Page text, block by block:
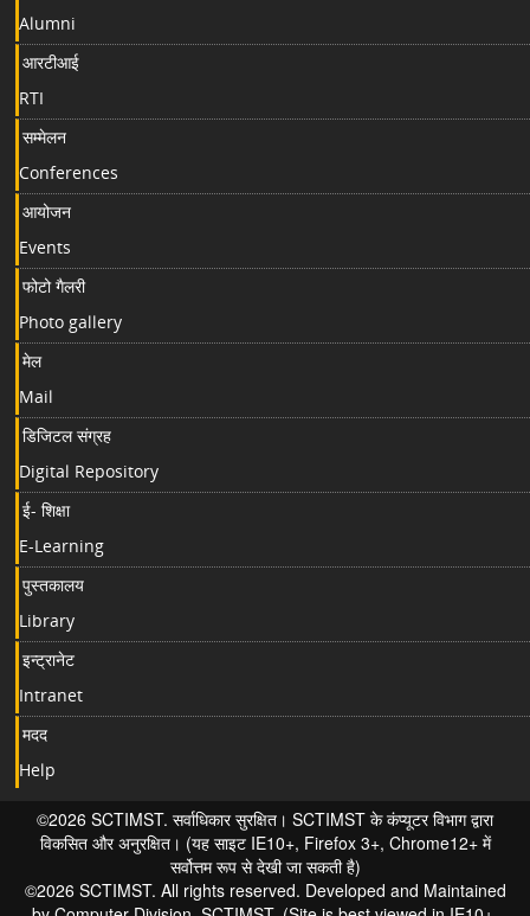
Alumni
आरटीआई
RTI
सम्मेलन
Conferences
आयोजन
Events
फोटो गैलरी
Photo gallery
मेल
Mail
डिजिटल संग्रह
Digital Repository
ई- शिक्षा
E-Learning
पुस्तकालय
Library
इन्ट्रानेट
Intranet
मदद
Help
©2026 SCTIMST. सर्वाधिकार सुरक्षित। SCTIMST के कंप्यूटर विभाग द्वारा
विकसित और अनुरक्षित। (यह साइट IE10+, Firefox 3+, Chrome12+ में
सर्वोत्तम रूप से देखी जा सकती है)
©2026 SCTIMST. All rights reserved. Developed and Maintained